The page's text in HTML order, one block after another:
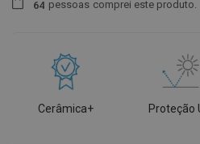
64 pessoas comprei este produto.
Cerâmica+ Proteção